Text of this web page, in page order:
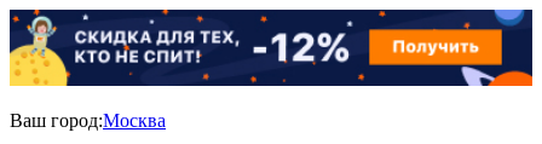
Ваш город:Москва